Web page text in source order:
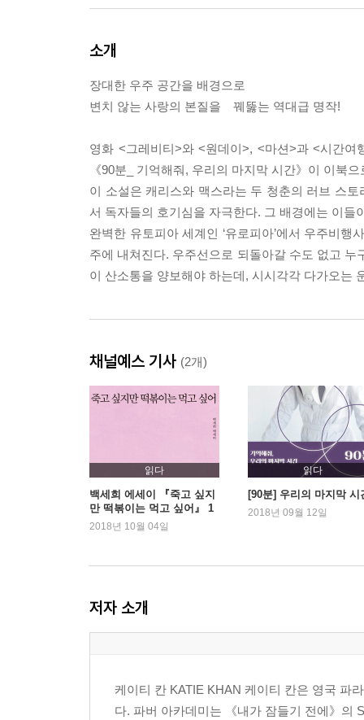
소개
장대한 우주 공간을 배경으로
변치 않는 사랑의 본질을 꿰뚫는 역대급 명작!
영화 <그레비티>와 <원데이>, <마션>과 <시간
《90분_ 기억해줘, 우리의 마지막 시간》이 이북
이 소설은 캐리스와 맥스라는 두 청춘의 러브 스
서 독자들의 호기심을 자극한다. 그 배경에는 이
완벽한 유토피아 세계인 ‘유로피아’에서 우주비
주에 내쳐진다. 우주선으로 되돌아갈 수도 없고
이 산소통을 양보해야 하는데, 시시각각 다가오는
채널예스 기사 (2개)
읽다
백세희 에세이 『죽고 싶지
만 떡볶이는 먹고 싶어』 1
위 등극
2018년 10월 04일
읽다
[90분] 우리의 마지막 시
2018년 09월 12일
저자 소개
케이티 칸 KATIE KHAN 케이티 칸은 영국 파
다. 파버 아카데미는 《내가 잠들기 전에》의